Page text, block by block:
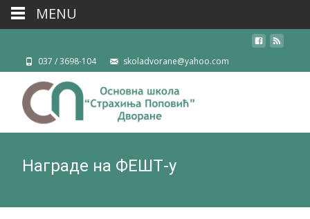
037 / 3698-104 skoladvorane@yahoo.com
Награде на ФЕШТ-у
MENU